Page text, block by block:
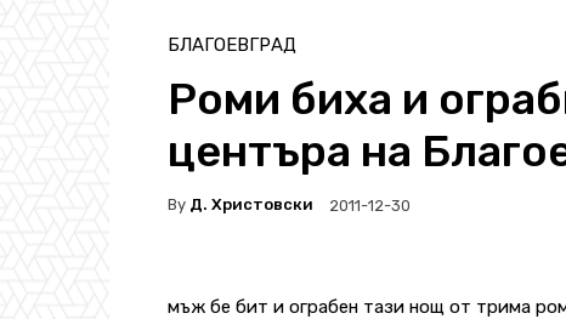
БЛАГОЕВГРАД
Роми биха и
центъра на
By Д. Христовски 2011-12-30
мъж бе бит и ограбен тази нощ от трима